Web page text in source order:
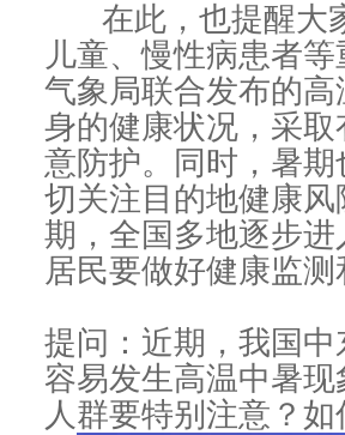
在此，也提醒大
儿童、慢性病患者
气象局联合发布的
身的健康状况，采
意防护。同时，暑
切关注目的地健康
期，全国多地逐步
居民要做好健康监
提问：近期，我国
容易发生高温中暑
人群要特别注意？